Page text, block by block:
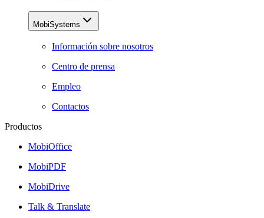
MobiSystems
Información sobre nosotros
Centro de prensa
Empleo
Contactos
Productos
MobiOffice
MobiPDF
MobiDrive
Talk & Translate